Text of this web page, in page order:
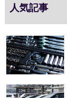
人気記事